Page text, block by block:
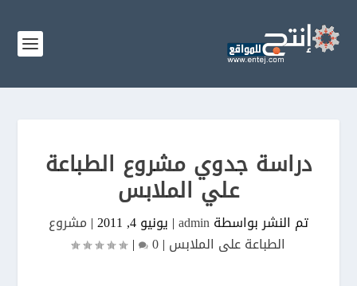
دراسة جدوي مشروع الطباعة
علي الملابس
تم النشر بواسطةadmin
| يونيو 4, 2011 | مشروع
الطباعة على الملابس |
0
|